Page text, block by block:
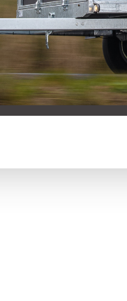
Skříňové přívěsy